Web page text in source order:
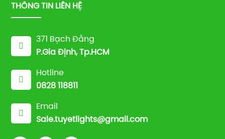
THÔNG TIN LIÊN HỆ
371 Bạch Đằng
P.Gia Định, Tp.HCM
Hotline
0828 118811
Email
Sale.tuyetlights@gmail.com